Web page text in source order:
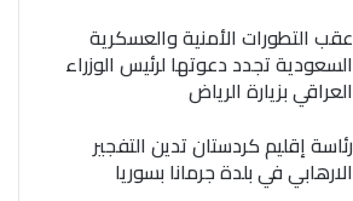
عقب التطورات الأمنية والعسكرية
السعودية تجدد دعوتها لرئيس الوزراء
العراقي بزيارة الرياض
رئاسة إقليم كردستان تدين التفجير
الارهابي في بلدة جرمانا بسوريا